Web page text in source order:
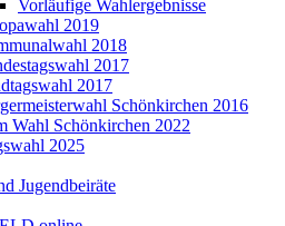
Vorläufige Wahlergebnisse
2019
2018
2017
2017
Schönkirchen 2016
Wahl Schönkirchen 2022
2025
Jugendbeiräte